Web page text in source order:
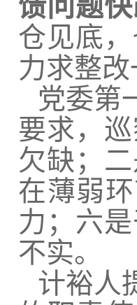
馈问题
仓见底
力求整
党委第
要求，
欠缺；
在薄弱
力；六
不实。
计裕人